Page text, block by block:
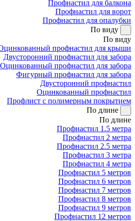
Профнастил для балкона
Профнастил для ворот
Профнастил для опалубки
По виду
По виду
профнастил для крыши
Двусторонний профнастил для забора
Оцинкованный профнастил для забора
Фигурный профнастил для забора
Двусторонний профнастил
Оцинкованный профнастил
Профлист с полимерным покрытием
По длине
По длине
Профнастил 1.5 метра
Профнастил 2 метра
Профнастил 2.5 метра
Профнастил 3 метра
Профнастил 4 метра
Профнастил 5 метров
Профнастил 6 метров
Профнастил 7 метров
Профнастил 8 метров
Профнастил 9 метров
Профнастил 12 метров